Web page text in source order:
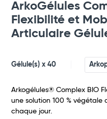
ArkoGélules
Flexibilité et
Articulaire
Gélule(s) x 40
Arkogélules® Complex BIO
une solution 100 %
chaque jour.